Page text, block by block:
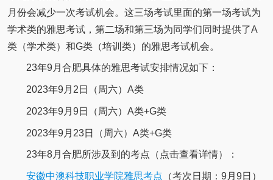
月份会减少一次考试机会。这三场考试里面的第一场考试为
学术类的雅思考试，第二场和第三场为同学们同时提供了A
类（学术类）和G类（培训类）的雅思考试机会。
23年9月合肥具体的雅思考试安排情况如下：
2023年9月2日（周六）A类
2023年9月9日（周六）A类+G类
2023年9月23日（周六）A类+G类
23年8月合肥所涉及到的考点（点击查看详情）：
安徽中澳科技职业学院雅思考点 （考次日期：9月9日）